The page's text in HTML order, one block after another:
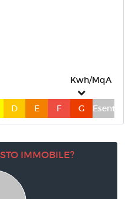
D E F G
Kwh/MqA
Esente
IMMOBILE?